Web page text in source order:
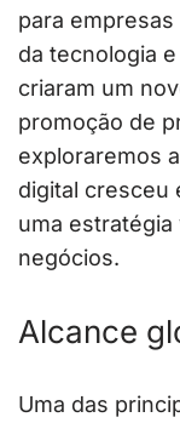
para
da tecnologia
criaram um
promoção de
exploraremos
digital cresceu
uma
negócios.
Alcance
Uma das